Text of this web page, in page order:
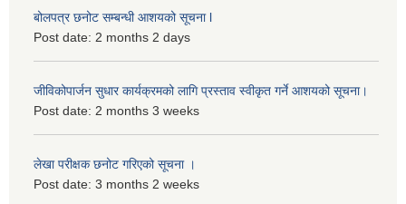
बोलपत्र छनोट सम्बन्धी आशयको सूचना l
Post date: 2 months 2 days
जीविकोपार्जन सुधार कार्यक्रमको लागि प्रस्ताव स्वीकृत गर्ने आशयको सूचना।
Post date: 2 months 3 weeks
लेखा परीक्षक छनोट गरिएको सूचना ।
Post date: 3 months 2 weeks